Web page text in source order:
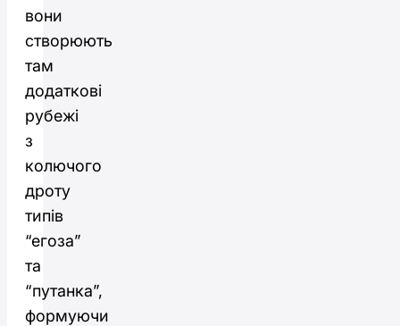
вони
створюють
там
додаткові
рубежі
з
колючого
дроту
типів
“егоза”
та
“путанка”,
формуючи